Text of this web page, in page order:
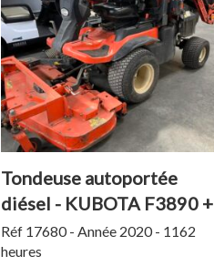
Tondeuse autoportée
diésel - KUBOTA F3890 +
RCK 60 + GCD 900 P
Réf 17680 - Année 2020 - 1162
heures